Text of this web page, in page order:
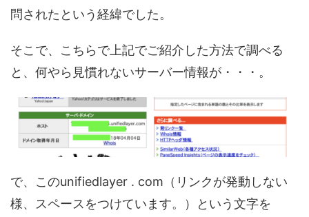
問されたという経緯でした。
そこで、こちらで上記でご紹介した方法で調べる
と、何やら見慣れないサーバー情報が・・・。
で、このunifiedlayer . com（リンクが発動しない
様、スペースをつけています。）という文字を